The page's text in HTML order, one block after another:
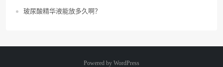
玻尿酸精华液能放多久啊？
Powered by WordPress